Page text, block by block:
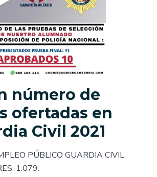
número de
ofertadas en
Civil 2021
PÚBLICO GUARDIA CIVIL
1.079.